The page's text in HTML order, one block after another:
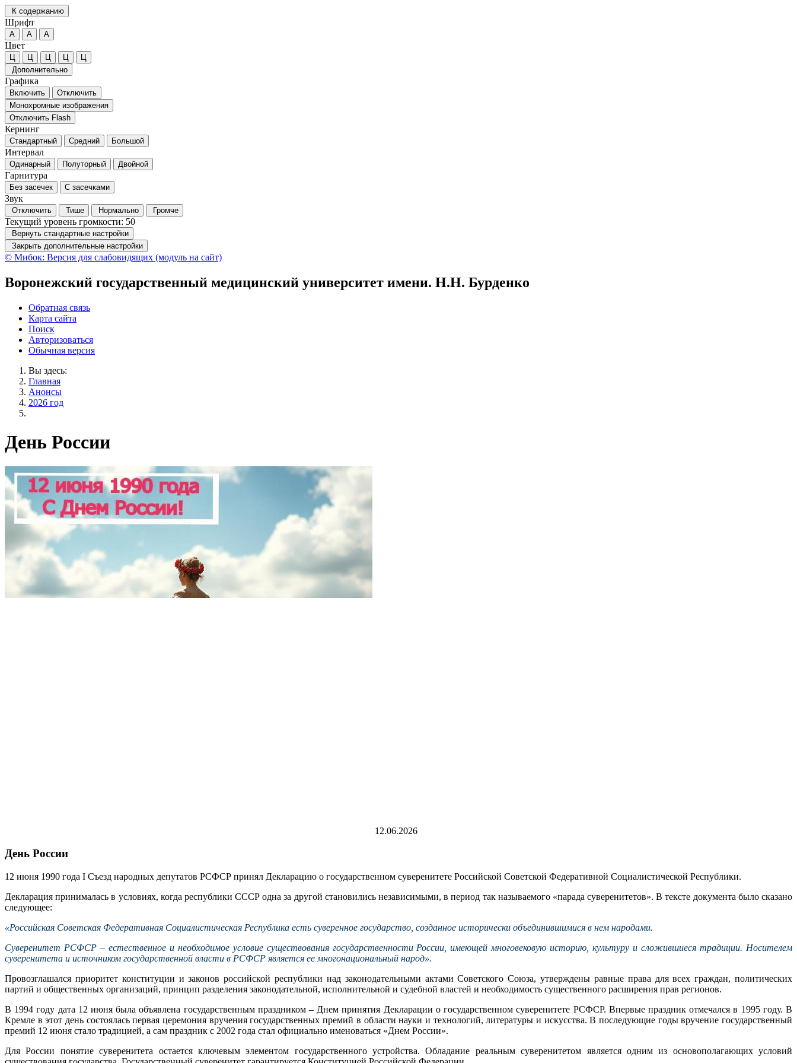
К содержанию
Шрифт
А А А
Цвет
Ц Ц Ц Ц
Ц
Дополнительно
Графика
Включить
Отключить
Монохромные изображения
Отключить Flash
Кернинг
Стандартный Средний Большой
Интервал
Одинарный Полуторный Двойной
Гарнитура
Без засечек С засечками
Звук
Отключить Тише Нормально Громче
Текущий уровень громкости: 50
Вернуть стандартные настройки
Закрыть дополнительные настройки
© Мибок: Версия для слабовидящих (модуль на сайт)
Воронежский государственный медицинский университет имени. Н.Н. Бурденко
Обратная связь
Карта сайта
Поиск
Авторизоваться
Обычная версия
Вы здесь:
Главная
Анонсы
2026 год
День России
12.06.2026
День России
12 июня 1990 года I Съезд народных депутатов РСФСР принял Декларацию о государственном суверенитете Российской Советской Федеративной Социалистической Республики.
Декларация принималась в условиях, когда республики СССР одна за другой становились независимыми, в период так называемого «парада суверенитетов». В тексте документа было сказано
следующее:
«Российская Советская Федеративная Социалистическая Республика есть суверенное государство, созданное исторически объединившимися в нем народами.
Суверенитет РСФСР – естественное и необходимое условие существования государственности России, имеющей многовековую историю, культуру и сложившиеся традиции. Носителем
суверенитета и источником государственной власти в РСФСР является ее многонациональный народ».
Провозглашался приоритет конституции и законов российской республики над законодательными актами Советского Союза, утверждены равные права для всех граждан, политических
партий и общественных организаций, принцип разделения законодательной, исполнительной и судебной властей и необходимость существенного расширения прав регионов.
В 1994 году дата 12 июня была объявлена государственным праздником – Днем принятия Декларации о государственном суверенитете РСФСР. Впервые праздник отмечался в 1995 году. В
Кремле в этот день состоялась первая церемония вручения государственных премий в области науки и технологий, литературы и искусства. В последующие годы вручение государственный
премий 12 июня стало традицией, а сам праздник с 2002 года стал официально именоваться «Днем России».
Для России понятие суверенитета остается ключевым элементом государственного устройства. Обладание реальным суверенитетом является одним из основополагающих условий